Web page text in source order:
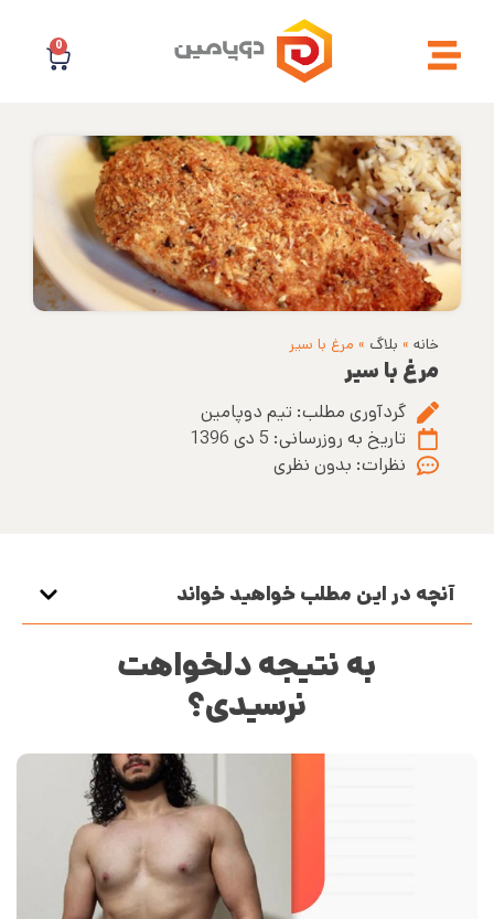
0
خانه » بلاگ » مرغ با سیر
مرغ با سیر
گردآوری مطلب: تیم دوپامین
تاریخ به روزرسانی: 5 دی 1396
نظرات: بدون نظری
آنچه در این مطلب خواهید خواند
به نتیجه دلخواهت
نرسیدی؟